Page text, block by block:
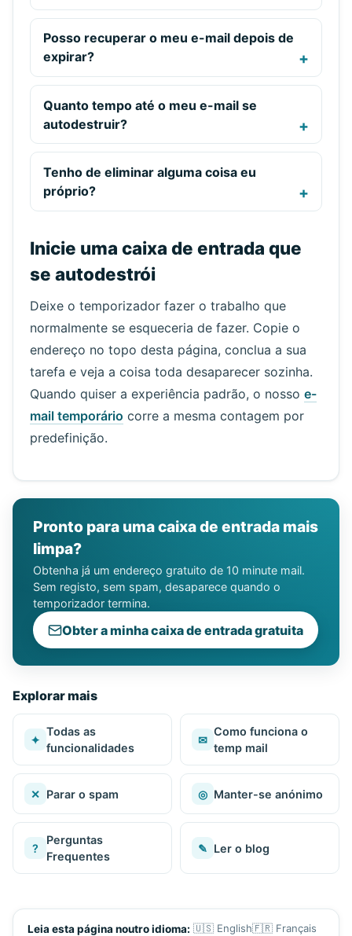
Posso recuperar o meu e-mail depois de
expirar?
Quanto tempo até o meu e-mail se
autodestruir?
Tenho de eliminar alguma coisa eu
próprio?
Inicie uma caixa de entrada que
se autodestrói
Deixe o temporizador fazer o trabalho que
normalmente se esqueceria de fazer. Copie o
endereço no topo desta página, conclua a sua
tarefa e veja a coisa toda desaparecer sozinha.
Quando quiser a experiência padrão, o nosso e-
mail temporário corre a mesma contagem por
predefinição.
Pronto para uma caixa de entrada mais
limpa?
Obtenha já um endereço gratuito de 10 minute mail.
Sem registo, sem spam, desaparece quando o
temporizador termina.
Obter a minha caixa de entrada gratuita
Explorar mais
✦
Todas as
funcionalidades
✉
Como funciona o
temp mail
✕ Parar o spam ◎ Manter-se anónimo
?
Perguntas
Frequentes
✎ Ler o blog
Leia esta página noutro idioma: 🇺🇸 English🇫🇷 Français